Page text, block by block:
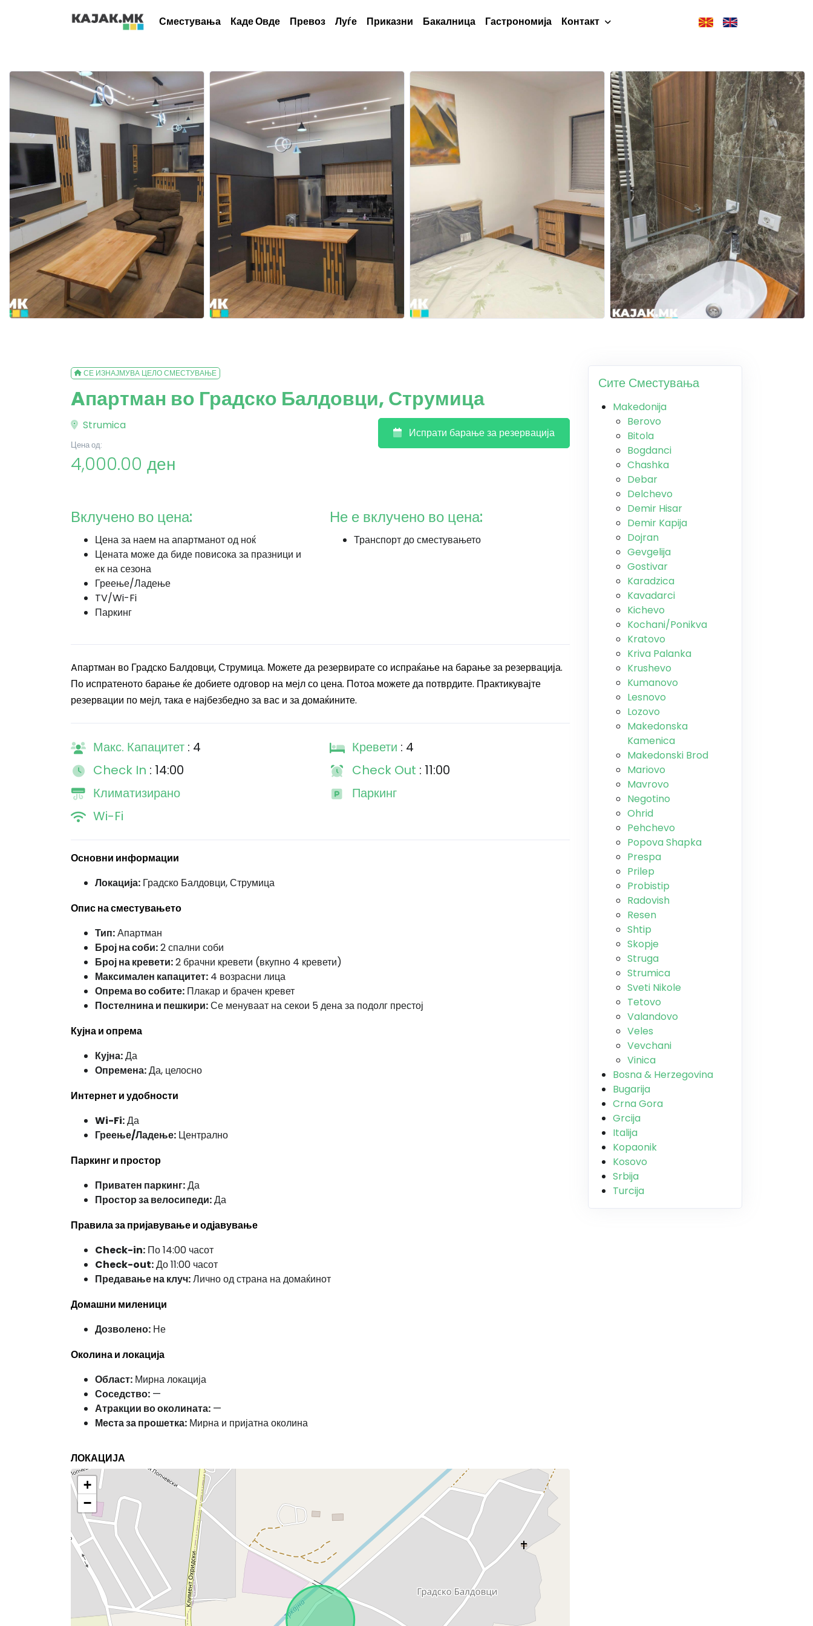
Сместувања Каде Овде Превоз Луѓе Приказни Бакалница Гастрономија Контакт
СЕ ИЗНАЈМУВА ЦЕЛО СМЕСТУВАЊЕ
Aпартман во Градско Балдовци, Струмица
Strumica
Цена од:
4,000.00 ден
Испрати барање за резервација
Вклучено во цена:
Цена за наем на апартманот од ноќ
Цената може да биде повисока за празници и
ек на сезона
Греење/Ладење
TV/Wi-Fi
Паркинг
Не е вклучено во цена:
Транспорт до сместувањето
Aпартман во Градско Балдовци, Струмица. Можете да резервирате со испраќање на барање за резервација.
По испратеното барање ќе добиете одговор на мејл со цена. Потоа можете да потврдите. Практикувајте
резервации по мејл, така е најбезбедно за вас и за домаќините.
Макс. Капацитет : 4 Кревети : 4
Check In : 14:00 Check Out : 11:00
Климатизирано
Паркинг
Wi-Fi
Основни информации
Локација: Градско Балдовци, Струмица
Опис на сместувањето
Тип:Апартман
Број на соби:2 спални соби
Број на кревети:2 брачни кревети (вкупно 4 кревети)
Максимален капацитет: 4 возрасни лица
Опрема во собите: Плакар и брачен кревет
Постелнина и пешкири:Се менуваат на секои 5 дена за подолг престој
Кујна и опрема
Кујна:Да
Опремена:Да, целосно
Интернет и удобности
Wi-Fi:Да
Греење/Ладење: Централно
Паркинг и простор
Приватен паркинг:Да
Простор за велосипеди:Да
Правила за пријавување и одјавување
Check-in: По 14:00 часот
Check-out:До 11:00 часот
Предавање на клуч:Лично од страна на домаќинот
Домашни миленици
Дозволено: Не
Околина и локација
Област: Мирна локација
Соседство: —
Атракции во околината: —
Места за прошетка: Мирна и пријатна околина
ЛОКАЦИЈА
+
−
Сите Сместувања
Makedonija
Berovo
Bitola
Bogdanci
Chashka
Debar
Delchevo
Demir Hisar
Demir Kapija
Dojran
Gevgelija
Gostivar
Karadzica
Kavadarci
Kichevo
Kochani/Ponikva
Kratovo
Kriva Palanka
Krushevo
Kumanovo
Lesnovo
Lozovo
Makedonska
Kamenica
Makedonski Brod
Mariovo
Mavrovo
Negotino
Ohrid
Pehchevo
Popova Shapka
Prespa
Prilep
Probistip
Radovish
Resen
Shtip
Skopje
Struga
Strumica
Sveti Nikole
Tetovo
Valandovo
Veles
Vevchani
Vinica
Bosna & Herzegovina
Bugarija
Crna Gora
Grcija
Italija
Kopaonik
Kosovo
Srbija
Turcija